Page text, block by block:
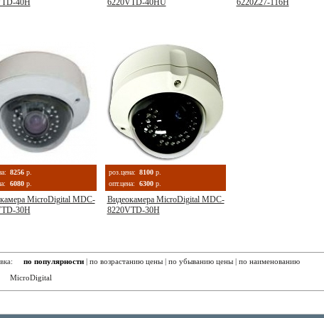
40H
6220VTD-40HU
6220Z27-116Н
8256 р.
6080 р.
MicroDigital MDC-
30H
роз.цена: 8100 р.
опт.цена:
6300 р.
Видеокамера MicroDigital MDC-
8220VTD-30Н
по популярности | по возрастанию цены | по убыванию цены | по наименованию
MicroDigital